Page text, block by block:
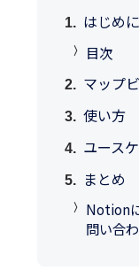
はじめに
目次
マップ
使い方
ユース
まとめ
Notion
問い合